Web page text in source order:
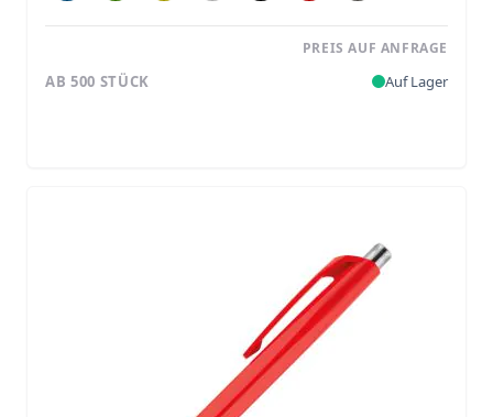
PREIS AUF ANFRAGE
AB 500 STÜCK Auf Lager